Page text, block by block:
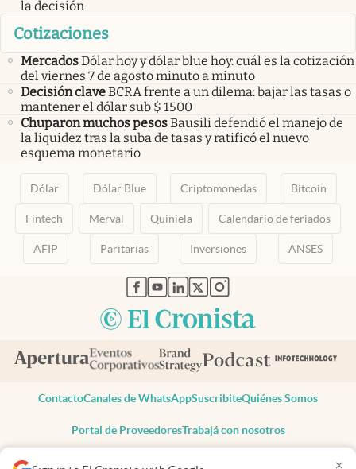
×
la decisión
Cotizaciones
MercadosDólar hoy y dólar blue hoy: cuál es la cotización
del viernes 7 de agosto minuto a minuto
Decisión claveBCRA frente a un dilema: bajar las tasas o
mantener el dólar sub $ 1500
Chuparon muchos pesosBausili defendió el manejo de
la liquidez tras la suba de tasas y ratificó el nuevo
esquema monetario
Dólar Dólar Blue Criptomonedas Bitcoin
Fintech Merval Quiniela Calendario de feriados
AFIP Paritarias Inversiones ANSES
abre en nueva pestaña
abre en nueva pestaña
abre en nueva pestaña
abre en nueva pestaña
abre en nueva pestaña
ContactoCanales de WhatsAppSuscribiteQuiénes Somos
Portal de ProveedoresTrabajá con nosotros